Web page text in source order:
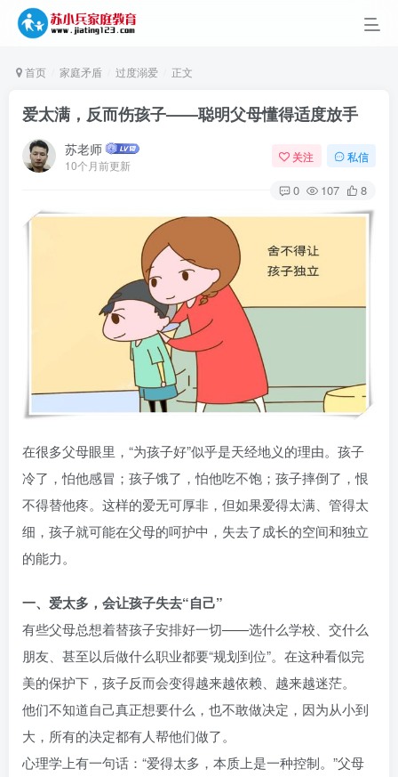
首页 家庭矛盾 过度溺爱 正文
爱太满，反而伤孩子——聪明父母懂得适度放手
苏老师
10个月前更新
关注 私信
0 107 8
在很多父母眼里，“为孩子好”似乎是天经地义的理由。孩子
冷了，怕他感冒；孩子饿了，怕他吃不饱；孩子摔倒了，恨
不得替他疼。这样的爱无可厚非，但如果爱得太满、管得太
细，孩子就可能在父母的呵护中，失去了成长的空间和独立
的能力。
一、爱太多，会让孩子失去“自己”
有些父母总想着替孩子安排好一切——选什么学校、交什么
朋友、甚至以后做什么职业都要“规划到位”。在这种看似完
美的保护下，孩子反而会变得越来越依赖、越来越迷茫。
他们不知道自己真正想要什么，也不敢做决定，因为从小到
大，所有的决定都有人帮他们做了。
心理学上有一句话：“爱得太多，本质上是一种控制。”父母